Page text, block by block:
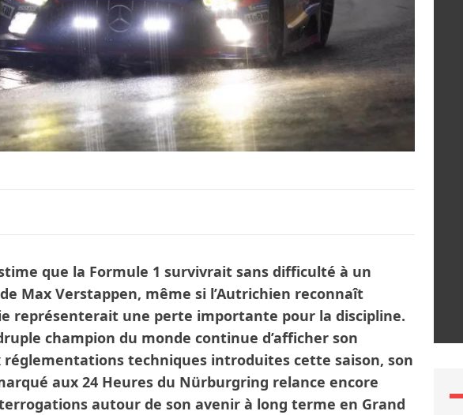
que la Formule 1 survivrait sans difficulté à un
Max Verstappen, même si l’Autrichien reconnaît
représenterait une perte importante pour la discipline.
champion du monde continue d’afficher son
réglementations techniques introduites cette saison, son
aux 24 Heures du Nürburgring relance encore
autour de son avenir à long terme en Grand